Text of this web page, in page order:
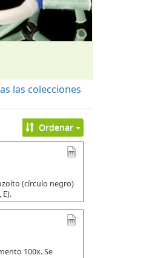
las colecciones
Ordenar
(círculo negro)
100x. Se